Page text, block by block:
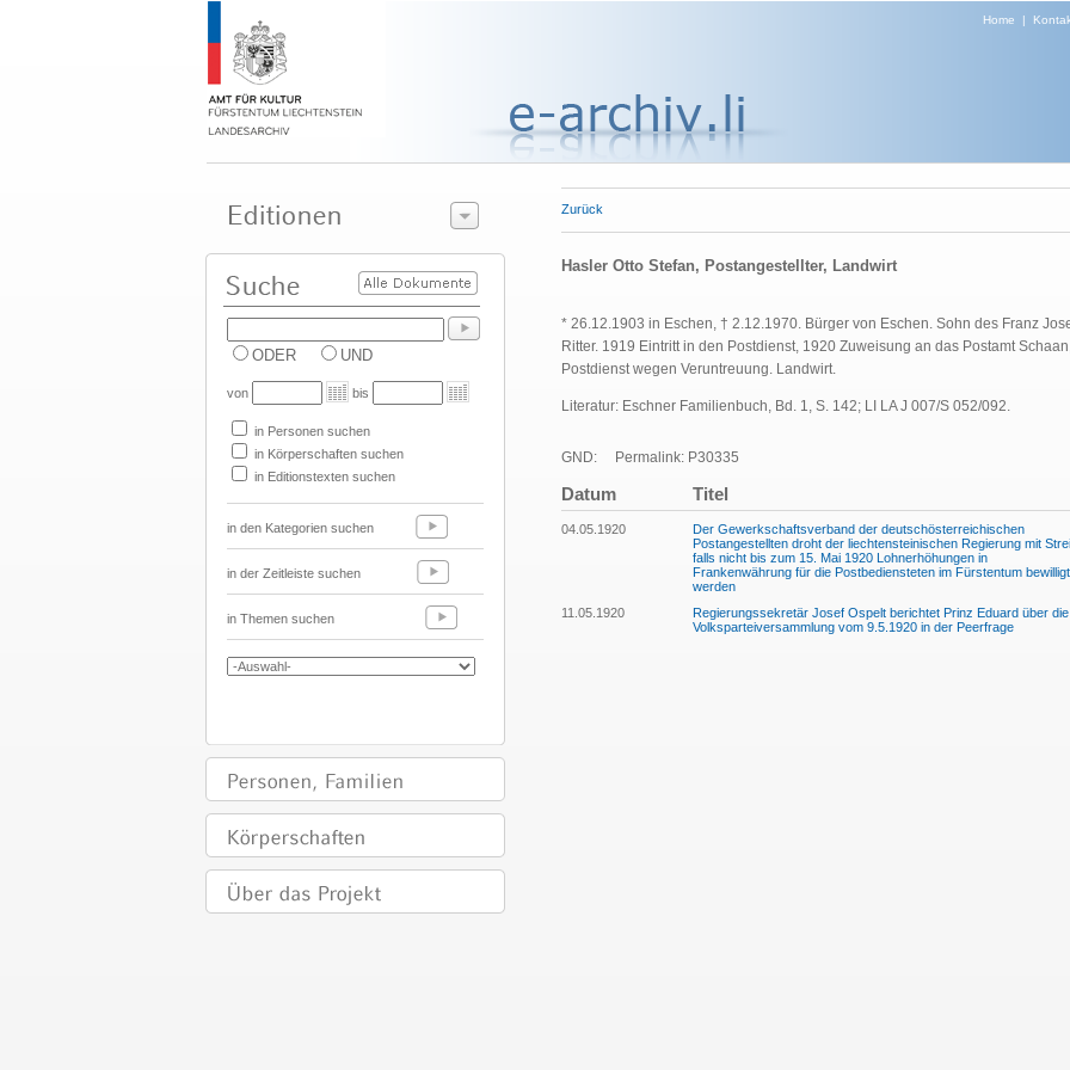
Home |
ODER UND
von bis
in Personen suchen
in Körperschaften suchen
in Editionstexten suchen
in den Kategorien suchen
in der Zeitleiste suchen
in Themen suchen
Zurück
Hasler Otto Stefan, Postangestellter, Landwirt
* 26.12.1903 in Eschen, † 2.12.1970. Bürger von Eschen. Sohn des Franz
Ritter. 1919 Eintritt in den Postdienst, 1920 Zuweisung an das Postamt
Postdienst wegen Veruntreuung. Landwirt.
Literatur: Eschner Familienbuch, Bd. 1, S. 142; LI LA J 007/S 052/092.
GND: Permalink: P30335
Datum Titel
04.05.1920
Der Gewerkschaftsverband der deutschösterreichischen
Postangestellten droht der liechtensteinischen Regierung mit
falls nicht bis zum 15. Mai 1920 Lohnerhöhungen in
Frankenwährung für die Postbediensteten im Fürstentum bewilligt
werden
11.05.1920
Regierungssekretär Josef Ospelt berichtet Prinz Eduard über die
Volksparteiversammlung vom 9.5.1920 in der Peerfrage